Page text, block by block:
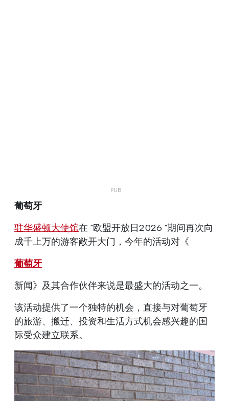
葡萄牙
驻华盛顿大使馆在 "欧盟开放日2026 "期间再次向
成千上万的游客敞开大门，今年的活动对《
葡萄牙
新闻》及其合作伙伴来说是最盛大的活动之一。
该活动提供了一个独特的机会，直接与对葡萄牙
的旅游、搬迁、投资和生活方式机会感兴趣的国
际受众建立联系。